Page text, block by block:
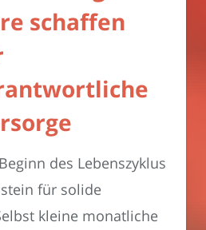
schaffen
des Lebenszyklus
für solide
kleine monatliche